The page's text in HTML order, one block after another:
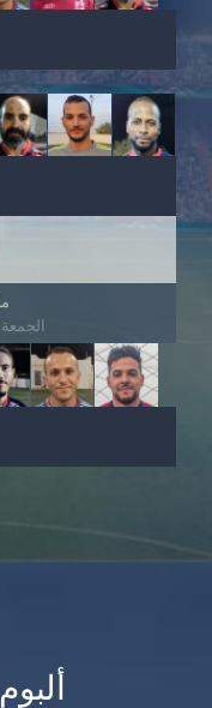
الجمعة 24 جويلية 2026 -